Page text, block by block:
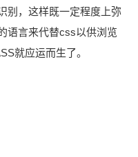
别，这样既一定程度上弥
语言来代替css以供浏览
就应运而生了。